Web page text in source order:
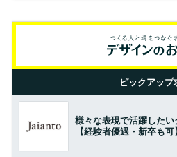
ピックアップ
様々な表現で活躍した
【経験者優遇・新卒も可